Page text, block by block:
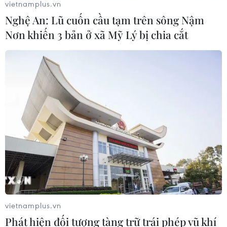
Châu Phi tận dụng lợi thế quang điện
cho ngành xe điện
03/08/2026 09:46
Động đất mạnh làm rung chuyển
nhiều khu vực tại Ai Cập
03/08/2026 03:11
90 người thiệt mạng trong khủng
hoảng di cư tại Ceuta
02/08/2026 23:08
vietnamplus.vn
Nghệ An: Lũ cuốn cầu tạm trên sông Nậm
Nơn khiến 3 bản ở xã Mỹ Lý bị chia cắt
vietnamplus.vn
Phát hiện đối tượng tàng trữ trái phép vũ khí